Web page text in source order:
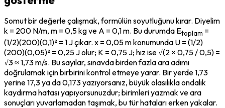
Somut bir değerle çalışmak, formülün soyutluğunu kırar. Diyelim
k = 200 N/m, m = 0,5 kg ve A = 0,1 m. Bu durumda Etoplam =
(1/2)(200)(0,1)² = 1 J çıkar. x = 0,05 m konumunda U = (1/2)
(200)(0,05)² = 0,25 J olur; K = 0,75 J; hız ise √(2 × 0,75 / 0,5) =
√3 ≈ 1,73 m/s. Bu sayılar, sınavda birden fazla ara adımı
doğrulamak için birbirini kontrol etmeye yarar. Bir yerde 1,73
yerine 17,3 ya da 0,173 yazıyorsanız, büyük olasılıkla ondalık
kaydırma hatası yapıyorsunuzdur; birimleri yazmak ve ara
sonuçları yuvarlamadan taşımak, bu tür hataları erken yakalar.